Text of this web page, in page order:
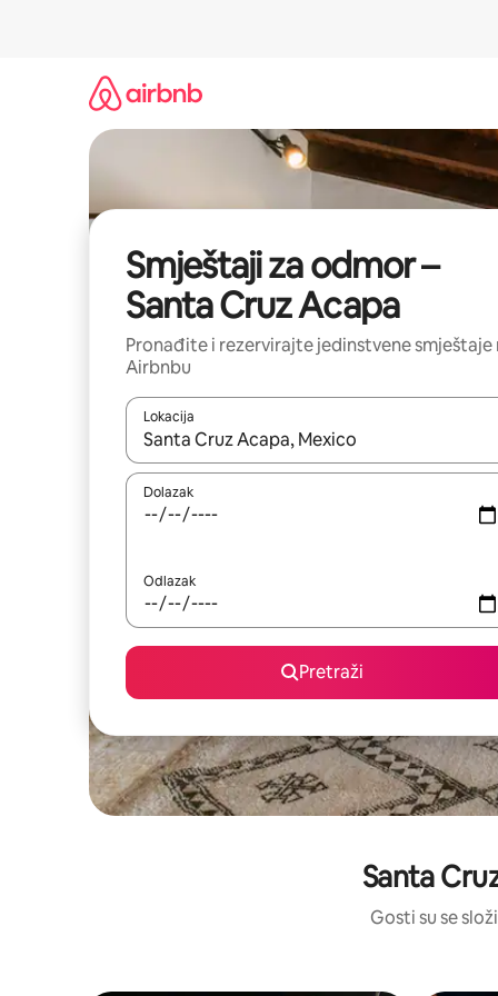
Smještaji za odmor –
Santa Cruz Acapa
Pronađite i rezervirajte jedinstvene smještaje
Airbnbu
Lokacija
Kada budu dostupni rezultati, moći ćete ih
Dolazak
Odlazak
Pretraži
Santa
Gosti su se